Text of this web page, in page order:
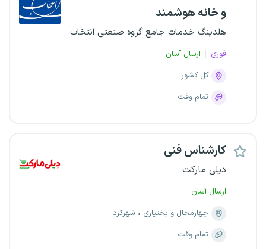
و خانه هوشمند
هلدینگ خدمات جامع گروه صنعتی انتخاب
فوری
ارسال آسان
کل کشور
تمام وقت
کارشناس فنی
دیلی مارکت
ارسال آسان
چهارمحال و بختیاری
شهرکرد
تمام وقت